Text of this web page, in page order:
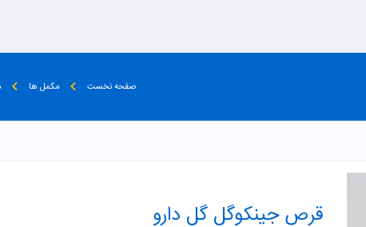
صفحه نخست مکمل ها
قرص جینکوگل گل دارو